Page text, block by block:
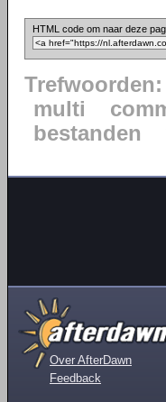
HTML code om naar deze
Trefwoorden:
multi
bestanden
Over AfterDawn
Feedback